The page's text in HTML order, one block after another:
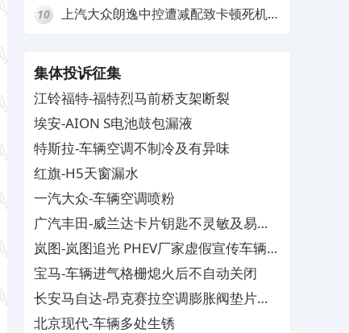
10
上汽大众朗逸中控遭减配致卡顿死机，
集体投诉征集
江铃福特-福特烈马前桥支架断裂
埃安-AION S电池鼓包漏液
特斯拉-车辆空调不制冷及有异味
红旗-H5天窗漏水
一汽大众-车辆空调喷粉
广汽丰田-威兰达卡片钥匙不灵敏及易消
磁
岚图-岚图追光 PHEV厂家虚假宣传车辆配
置与功能
宝马-车辆进气格栅熄火后不自动关闭
长安马自达-昂克赛拉空调膨胀阀垫片生
锈
北京现代-车辆多处生锈